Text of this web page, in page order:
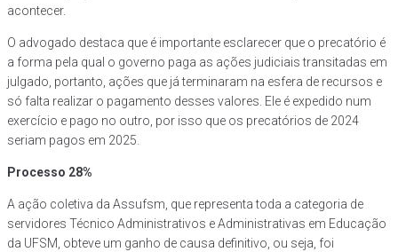
acontecer.
O advogado destaca que é importante esclarecer que o precatório é
a forma pela qual o governo paga as ações judiciais transitadas em
julgado, portanto, ações que já terminaram na esfera de recursos e
só falta realizar o pagamento desses valores. Ele é expedido num
exercício e pago no outro, por isso que os precatórios de 2024
seriam pagos em 2025.
Processo 28%
A ação coletiva da Assufsm, que representa toda a categoria de
servidores Técnico Administrativos e Administrativas em Educação
da UFSM, obteve um ganho de causa definitivo, ou seja, foi